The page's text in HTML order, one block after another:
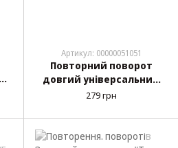
Артикул: 00000051051
Повторний поворот
довгий універсальний
білий "Yuce" УР-12 - під
279 грн